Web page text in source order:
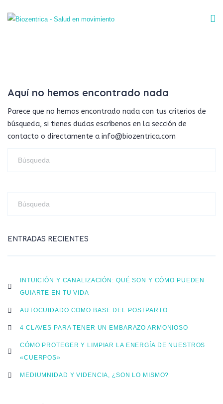
Aquí no hemos encontrado nada
Parece que no hemos encontrado nada con tus criterios de
búsqueda, si tienes dudas escríbenos en la sección de
contacto o directamente a info@biozentrica.com
ENTRADAS RECIENTES
INTUICIÓN Y CANALIZACIÓN: QUÉ SON Y CÓMO PUEDEN
GUIARTE EN TU VIDA
AUTOCUIDADO COMO BASE DEL POSTPARTO
4 CLAVES PARA TENER UN EMBARAZO ARMONIOSO
CÓMO PROTEGER Y LIMPIAR LA ENERGÍA DE NUESTROS
«CUERPOS»
MEDIUMNIDAD Y VIDENCIA, ¿SON LO MISMO?